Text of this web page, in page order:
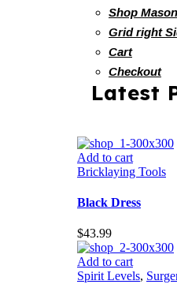
Shop
Grid right
Cart
Checkout
Latest
Add to cart
Bricklaying Tools
Black Dress
$43.99
Add to cart
Spirit Levels,